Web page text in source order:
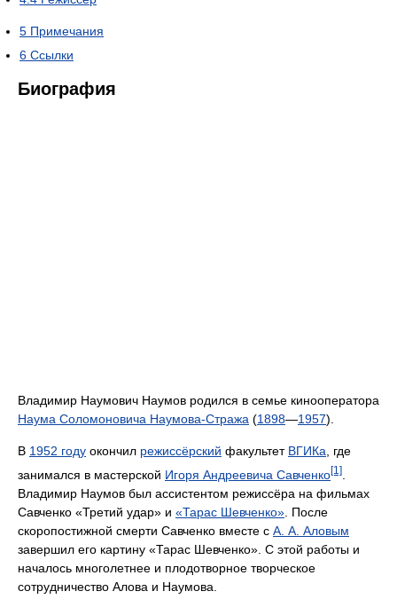
5 Примечания
6 Ссылки
Биография
Владимир Наумович Наумов родился в семье кинооператора
Наума Соломоновича Наумова-Стража (1898—1957).
В 1952 году окончил режиссёрский факультет ВГИКа , где
занимался в мастерской Игоря Андреевича Савченко[1]
Владимир Наумов был ассистентом режиссёра на фильмах
Савченко «Третий удар» и «Тарас Шевченко» . После
скоропостижной смерти Савченко вместе с А. А. Аловым
завершил его картину «Тарас Шевченко». С этой работы и
началось многолетнее и плодотворное творческое
сотрудничество Алова и Наумова.